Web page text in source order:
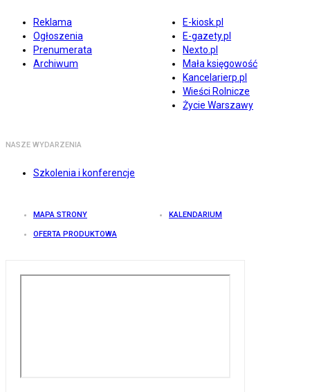
Reklama
Ogłoszenia
Prenumerata
Archiwum
E-kiosk.pl
E-gazety.pl
Nexto.pl
Mała księgowość
Kancelarierp.pl
Wieści Rolnicze
Życie Warszawy
NASZE WYDARZENIA
Szkolenia i konferencje
MAPA STRONY KALENDARIUM
OFERTA PRODUKTOWA